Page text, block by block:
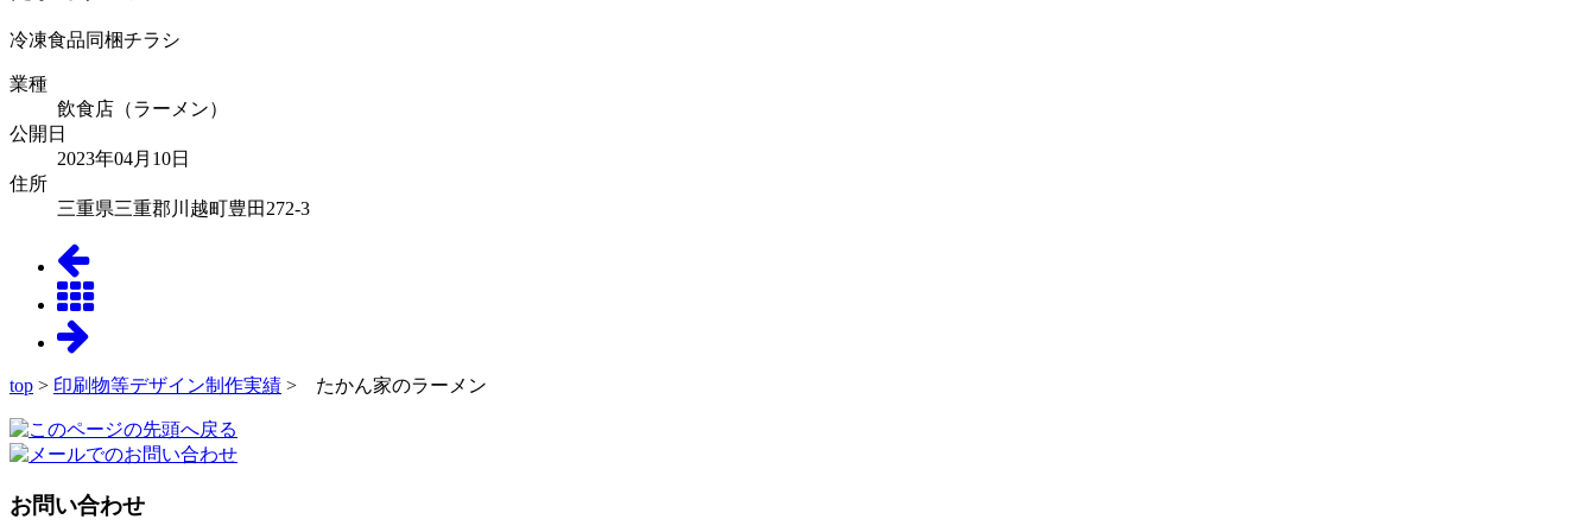
冷凍食品同梱チラシ
業種
飲食店（ラーメン）
公開日
2023年04月10日
住所
三重県三重郡川越町豊田272-3
top > 印刷物等デザイン制作実績 > たかん家のラーメン
お問い合わせ